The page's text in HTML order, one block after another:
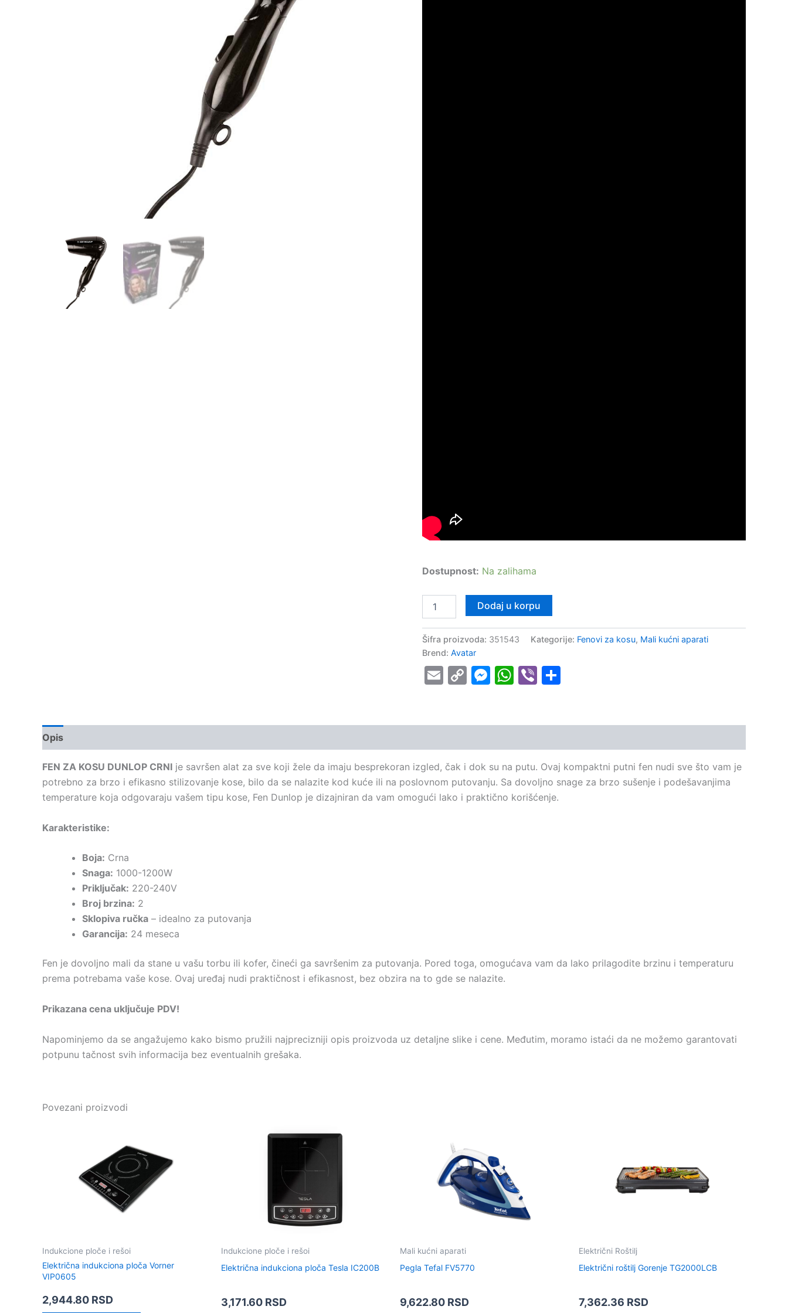
Dostupnost: Na zalihama
Dodaj u korpu
Šifra proizvoda: 351543 Kategorije: Fenovi za kosu, Mali kućni aparati
Brend: Avatar
EmailCopyMessenger
WhatsApp
Viber
Opis
FEN ZA KOSU DUNLOP CRNI je savršen alat za sve koji žele da imaju besprekoran izgled, čak i dok su na putu. Ovaj kompaktni putni fen nudi sve što vam je
potrebno za brzo i efikasno stilizovanje kose, bilo da se nalazite kod kuće ili na poslovnom putovanju. Sa dovoljno snage za brzo sušenje i podešavanjima
temperature koja odgovaraju vašem tipu kose, Fen Dunlop je dizajniran da vam omogući lako i praktično korišćenje.
Karakteristike:
Boja: Crna
Snaga: 1000-1200W
Priključak: 220-240V
Broj brzina: 2
Sklopiva ručka – idealno za putovanja
Garancija: 24 meseca
Fen je dovoljno mali da stane u vašu torbu ili kofer, čineći ga savršenim za putovanja. Pored toga, omogućava vam da lako prilagodite brzinu i temperaturu
prema potrebama vaše kose. Ovaj uređaj nudi praktičnost i efikasnost, bez obzira na to gde se nalazite.
Prikazana cena uključuje PDV!
Napominjemo da se angažujemo kako bismo pružili najprecizniji opis proizvoda uz detaljne slike i cene. Međutim, moramo istaći da ne možemo garantovati
potpunu tačnost svih informacija bez eventualnih grešaka.
Povezani proizvodi
Indukcione ploče i rešoi
Električna indukciona ploča Vorner
VIP0605
2,944.80 RSD
Indukcione ploče i rešoi
Električna indukciona ploča Tesla IC200B
3,171.60 RSD
Mali kućni aparati
Pegla Tefal FV5770
9,622.80 RSD
Električni Roštilj
Električni roštilj Gorenje TG2000LCB
7,362.36 RSD